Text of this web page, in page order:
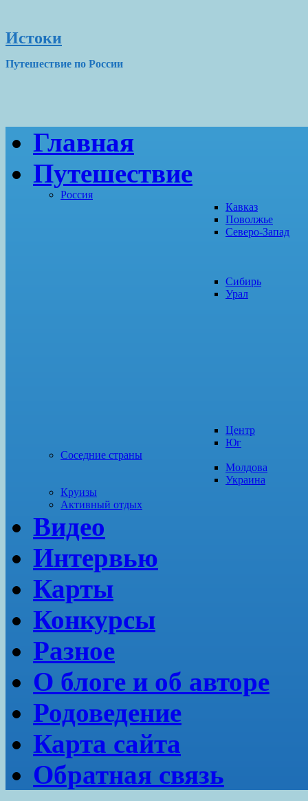
Истоки
Путешествие по России
Главная
Путешествие
Россия
Кавказ
Поволжье
Северо-Запад
Сибирь
Урал
Центр
Юг
Соседние страны
Молдова
Украина
Круизы
Активный отдых
Видео
Интервью
Карты
Конкурсы
Разное
О блоге и об авторе
Родоведение
Карта сайта
Обратная связь